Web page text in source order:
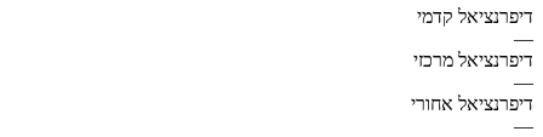
דיפרנציאל קדמי
—
דיפרנציאל מרכזי
—
דיפרנציאל אחורי
—